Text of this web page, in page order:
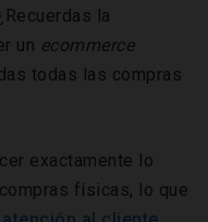
la
un ecommerce
todas las compras
exactamente lo
físicas, lo que